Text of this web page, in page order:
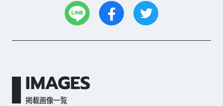
IMAGES
掲載画像一覧